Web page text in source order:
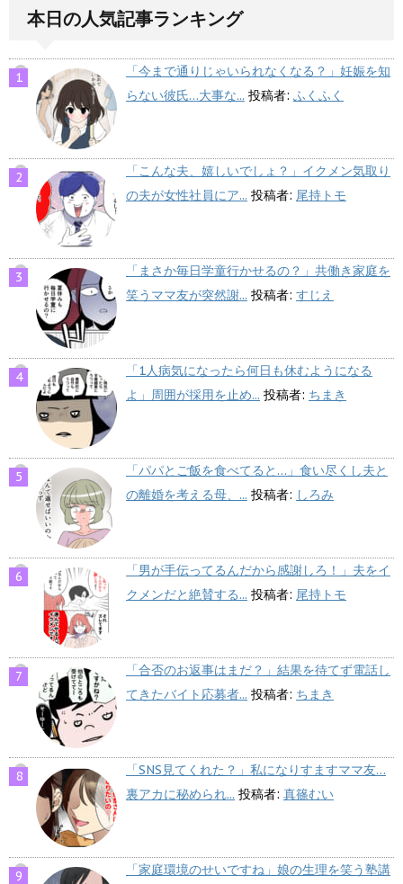
本日の人気記事ランキング
「今まで通りじゃいられなくなる？」妊娠を知
らない彼氏…大事な... 投稿者: ふくふく
「こんな夫、嬉しいでしょ？」イクメン気取り
の夫が女性社員にア... 投稿者: 尾持トモ
「まさか毎日学童行かせるの？」共働き家庭を
笑うママ友が突然謝... 投稿者: すじえ
「1人病気になったら何日も休むようになる
よ」周囲が採用を止め... 投稿者: ちまき
「パパとご飯を食べてると…」食い尽くし夫と
の離婚を考える母、... 投稿者: しろみ
「男が手伝ってるんだから感謝しろ！」夫をイ
クメンだと絶賛する... 投稿者: 尾持トモ
「合否のお返事はまだ？」結果を待てず電話し
てきたバイト応募者... 投稿者: ちまき
「SNS見てくれた？」私になりすますママ友…
裏アカに秘められ... 投稿者: 真篠むい
「家庭環境のせいですね」娘の生理を笑う塾講